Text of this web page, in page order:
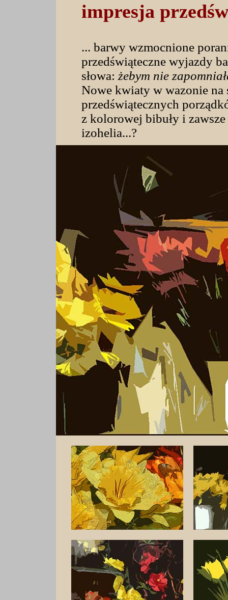
impresja
... barwy wzmocnione
przedświąteczne wyjazdy
słowa: żebym nie
Nowe kwiaty w wazonie na
przedświątecznych
z kolorowej bibuły i
izohelia...?